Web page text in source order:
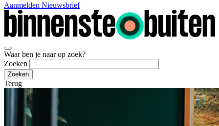
Aanmelden Nieuwsbrief
Waar ben je naar op zoek?
Zoeken
Terug